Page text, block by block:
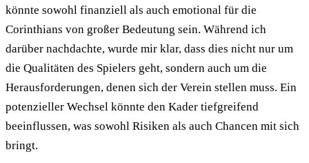
könnte sowohl finanziell als auch emotional für die
Corinthians von großer Bedeutung sein. Während ich
darüber nachdachte, wurde mir klar, dass dies nicht nur um
die Qualitäten des Spielers geht, sondern auch um die
Herausforderungen, denen sich der Verein stellen muss. Ein
potenzieller Wechsel könnte den Kader tiefgreifend
beeinflussen, was sowohl Risiken als auch Chancen mit sich
bringt.